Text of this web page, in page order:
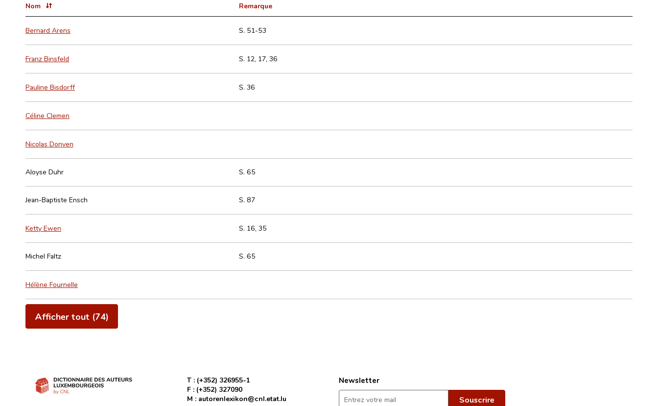
Nom Remarque
Bernard Arens S. 51-53
Franz Binsfeld S. 12, 17, 36
Pauline Bisdorff S. 36
Céline Clemen
Nicolas Donven
Aloyse Duhr S. 65
Jean-Baptiste Ensch S. 87
Ketty Ewen S. 16, 35
Michel Faltz S. 65
Hélène Fournelle
Afficher tout (74)
T : (+352) 326955-1
F : (+352) 327090
M : autorenlexikon@cnl.etat.lu
Newsletter